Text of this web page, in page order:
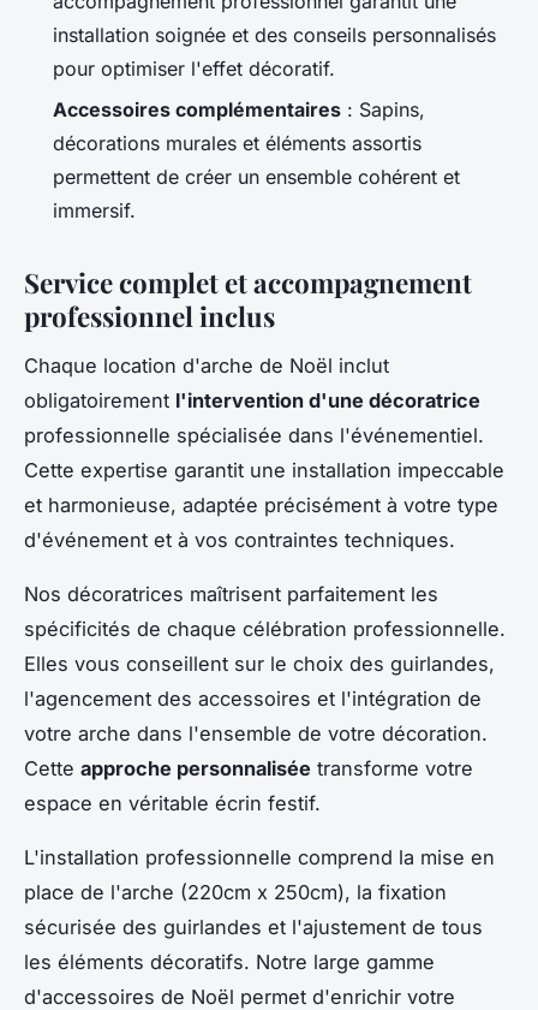
installation soignée et des conseils personnalisés
pour optimiser l'effet décoratif.
Accessoires complémentaires : Sapins,
décorations murales et éléments assortis
permettent de créer un ensemble cohérent et
immersif.
Service complet et accompagnement
professionnel inclus
Chaque location d'arche de Noël inclut
obligatoirement l'intervention d'une décoratrice
professionnelle spécialisée dans l'événementiel.
Cette expertise garantit une installation impeccable
et harmonieuse, adaptée précisément à votre type
d'événement et à vos contraintes techniques.
Nos décoratrices maîtrisent parfaitement les
spécificités de chaque célébration professionnelle.
Elles vous conseillent sur le choix des guirlandes,
l'agencement des accessoires et l'intégration de
votre arche dans l'ensemble de votre décoration.
Cette approche personnalisée transforme votre
espace en véritable écrin festif.
L'installation professionnelle comprend la mise en
place de l'arche (220cm x 250cm), la fixation
sécurisée des guirlandes et l'ajustement de tous
les éléments décoratifs. Notre large gamme
d'accessoires de Noël permet d'enrichir votre